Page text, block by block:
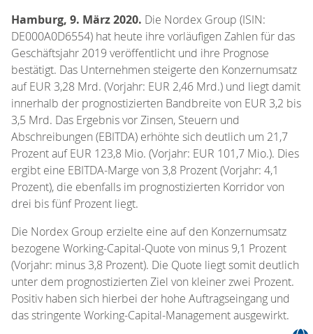
Hamburg, 9. März 2020. Die Nordex Group (ISIN:
DE000A0D6554) hat heute ihre vorläufigen Zahlen für das
Geschäftsjahr 2019 veröffentlicht und ihre Prognose
bestätigt. Das Unternehmen steigerte den Konzernumsatz
auf EUR 3,28 Mrd. (Vorjahr: EUR 2,46 Mrd.) und liegt damit
innerhalb der prognostizierten Bandbreite von EUR 3,2 bis
3,5 Mrd. Das Ergebnis vor Zinsen, Steuern und
Abschreibungen (EBITDA) erhöhte sich deutlich um 21,7
Prozent auf EUR 123,8 Mio. (Vorjahr: EUR 101,7 Mio.). Dies
ergibt eine EBITDA-Marge von 3,8 Prozent (Vorjahr: 4,1
Prozent), die ebenfalls im prognostizierten Korridor von
drei bis fünf Prozent liegt.
Die Nordex Group erzielte eine auf den Konzernumsatz
bezogene Working-Capital-Quote von minus 9,1 Prozent
(Vorjahr: minus 3,8 Prozent). Die Quote liegt somit deutlich
unter dem prognostizierten Ziel von kleiner zwei Prozent.
Positiv haben sich hierbei der hohe Auftragseingang und
das stringente Working-Capital-Management ausgewirkt.